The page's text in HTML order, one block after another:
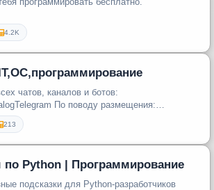
4.2K
чатов, каналов и ботов:
По поводу размещения:
Группа вк: vk.com/CatalogTelegram...
213
Python | Программирование
подсказки для Python-разработчиков